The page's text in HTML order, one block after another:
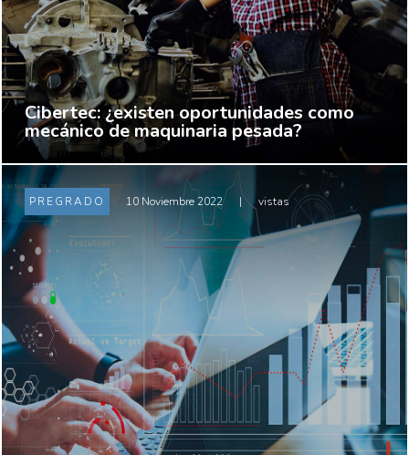
Cibertec: ¿existen oportunidades como
mecánico de maquinaria pesada?
PREGRADO 10 Noviembre 2022 | vistas